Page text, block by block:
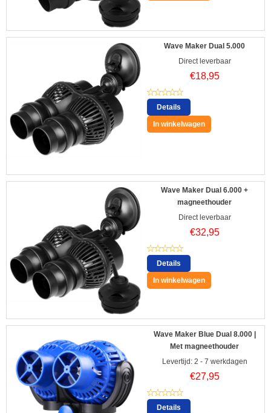
Wave Maker Dual 5.000
Direct leverbaar
€18,95
Details
In winkelwagen
Wave Maker Dual 6.000 +
magneethouder
Direct leverbaar
€32,95
Details
In winkelwagen
Wave Maker Blue Dual 8.000 |
Met magneethouder
Levertijd: 2 - 7 werkdagen
€27,95
Details